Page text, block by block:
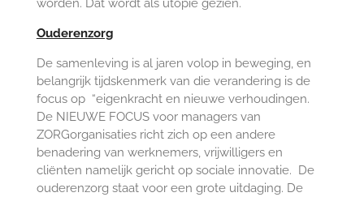
worden. Dat wordt als utopie gezien.
Ouderenzorg
De samenleving is al jaren volop in beweging, en
belangrijk tijdskenmerk van die verandering is de
focus op “eigenkracht en nieuwe verhoudingen.
De NIEUWE FOCUS voor managers van
ZORGorganisaties richt zich op een andere
benadering van werknemers, vrijwilligers en
cliënten namelijk gericht op sociale innovatie. De
ouderenzorg staat voor een grote uitdaging. De